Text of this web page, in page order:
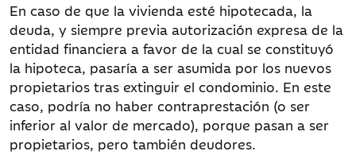
En caso de que la vivienda esté hipotecada, la
deuda, y siempre previa autorización expresa de la
entidad financiera a favor de la cual se constituyó
la hipoteca, pasaría a ser asumida por los nuevos
propietarios tras extinguir el condominio. En este
caso, podría no haber contraprestación (o ser
inferior al valor de mercado), porque pasan a ser
propietarios, pero también deudores.